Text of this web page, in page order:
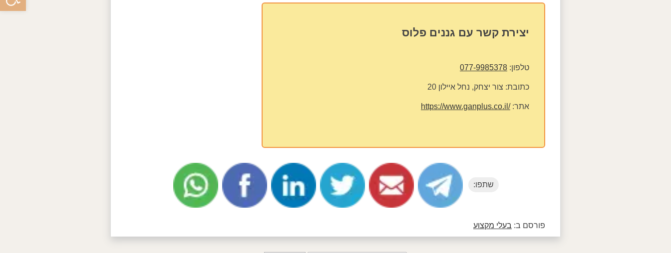
יצירת קשר עם גננים פלוס
טלפון: 077-9985378
כתובת: צור יצחק, נחל איילון 20
אתר:https://www.ganplus.co.il/
שתפו:
פורסם ב: בעלי מקצוע